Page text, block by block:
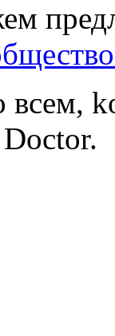
всем,